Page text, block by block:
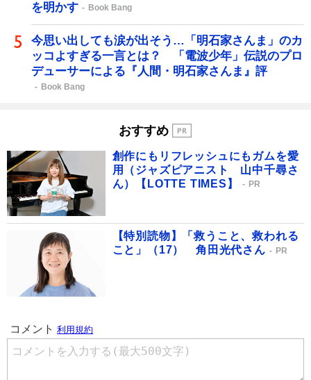
を明かす
Book Bang
今思い出しても涙が出そう…「明石家さんま」のカ
ッコよすぎる一言とは？ 「電波少年」伝説のプロ
デューサーによる『人間・明石家さんま』評
Book Bang
おすすめ
創作にもリフレッシュにもガムを愛
用（ジャズピアニスト 山中千尋さ
ん）【LOTTE TIMES】
PR
【特別読物】「救うこと、救われる
こと」（17） 角田光代さん
PR